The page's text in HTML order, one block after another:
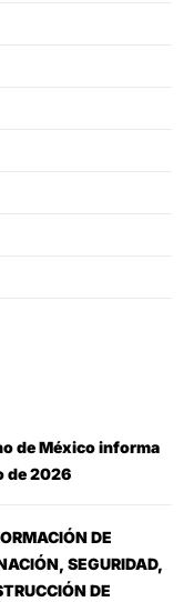
de México informa
de 2026
DE
SEGURIDAD,
DE